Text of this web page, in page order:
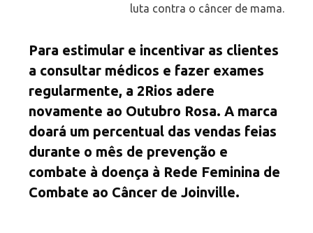
luta contra o câncer de mama.
Para estimular e incentivar as clientes
a consultar médicos e fazer exames
regularmente, a 2Rios adere
novamente ao Outubro Rosa. A marca
doará um percentual das vendas feias
durante o mês de prevenção e
combate à doença à Rede Feminina de
Combate ao Câncer de Joinville.